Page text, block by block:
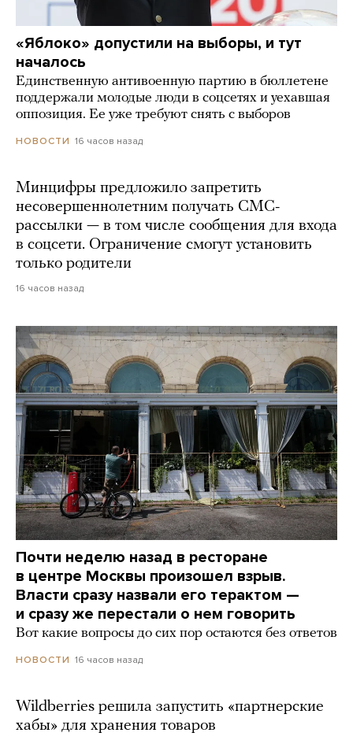
«Яблоко» допустили на выборы, и тут
началось
Единственную антивоенную партию в бюллетене
поддержали молодые люди в соцсетях и уехавшая
оппозиция. Ее уже требуют снять с выборов
НОВОСТИ 16 часов назад
Минцифры предложило запретить
несовершеннолетним получать СМС-
рассылки — в том числе сообщения для входа
в соцсети. Ограничение смогут установить
только родители
16 часов назад
Почти неделю назад в ресторане
в центре Москвы произошел взрыв.
Власти сразу назвали его терактом —
и сразу же перестали о нем говорить
Вот какие вопросы до сих пор остаются без ответов
НОВОСТИ 16 часов назад
Wildberries решила запустить «партнерские
хабы» для хранения товаров